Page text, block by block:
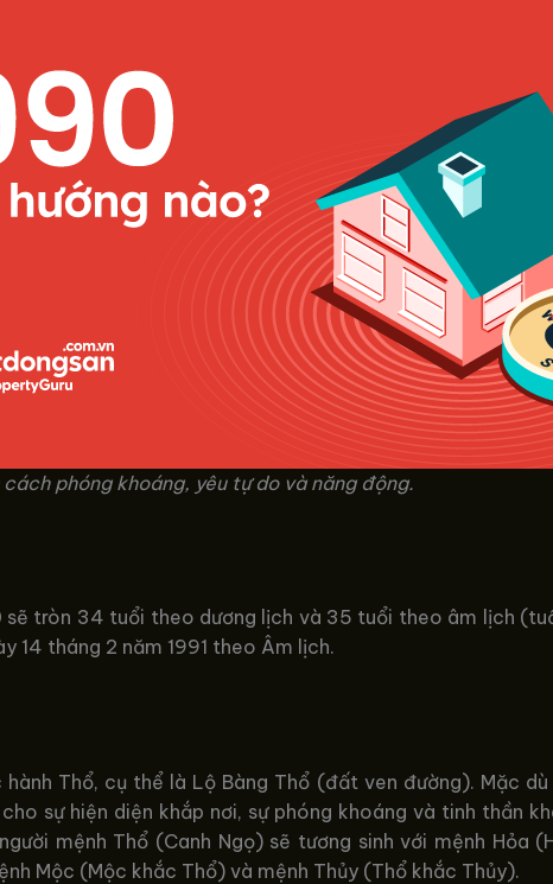
phóng khoáng, yêu tự do và năng động.
sẽ tròn 34 tuổi theo dương lịch và 35 tuổi theo âm lịch
14 tháng 2 năm 1991 theo Âm lịch.
Thổ, cụ thể là Lộ Bàng Thổ (đất ven đường). Mặc
sự hiện diện khắp nơi, sự phóng khoáng và tinh thần
mệnh Thổ (Canh Ngọ) sẽ tương sinh với mệnh Hỏa
Mộc (Mộc khắc Thổ) và mệnh Thủy (Thổ khắc Thủy).